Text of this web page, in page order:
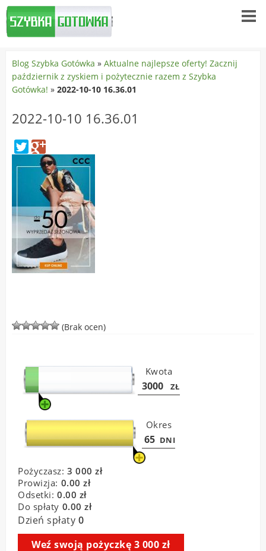
Blog Szybka Gotówka » Aktualne najlepsze oferty! Zacznij
październik z zyskiem i pożytecznie razem z Szybka
Gotówka! » 2022-10-10 16.36.01
2022-10-10 16.36.01
(Brak ocen)